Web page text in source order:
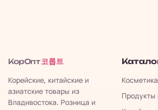
КорОпт 코롭트
Корейские, китайские и
азиатские товары из
Владивостока. Розница и
Косметика
Продукты